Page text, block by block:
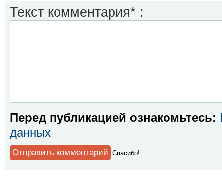
Текст комментария* :
Перед публикацией ознакомьтесь:
данных
Спaсибо!